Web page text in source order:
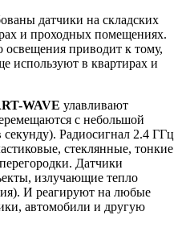
датчики на складских
и проходных помещениях.
приводит к тому,
используют в квартирах и
WAVE улавливают
с небольшой
Радиосигнал 2.4 ГГц
стеклянные, тонкие
Датчики
излучающие тепло
И реагируют на любые
автомобили и другую